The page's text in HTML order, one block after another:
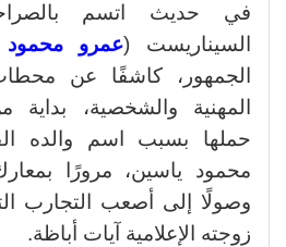
في حديث اتسم
السيناريست (عمرو محمود
الجمهور، كاشفًا عن
المهنية والشخصية، بداية
حملها بسبب اسم والده
محمود ياسين، مرورًا
وصولًا إلى أصعب التجارب
زوجته الإعلامية آيات أباظة.